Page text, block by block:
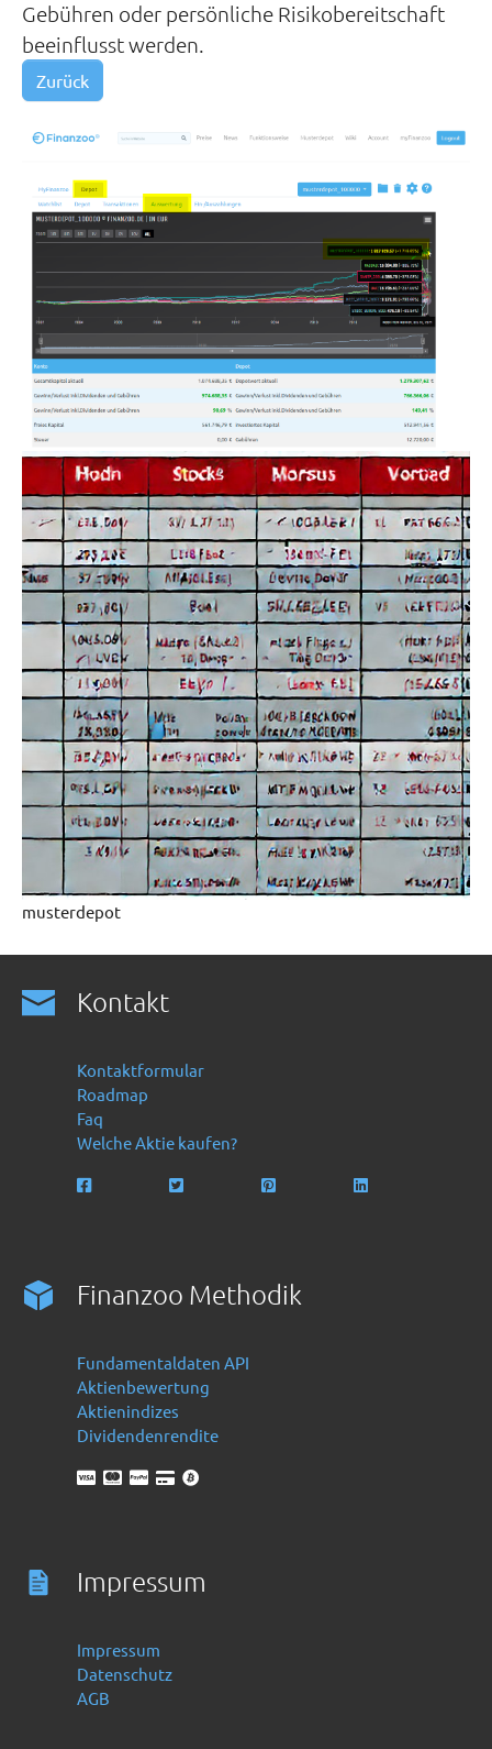
Gebühren oder persönliche Risikobereitschaft
beeinflusst werden.
Zurück
musterdepot
Kontakt
Kontaktformular
Roadmap
Faq
Welche Aktie kaufen?
Finanzoo Methodik
Fundamentaldaten API
Aktienbewertung
Aktienindizes
Dividendenrendite
Impressum
Impressum
Datenschutz
AGB